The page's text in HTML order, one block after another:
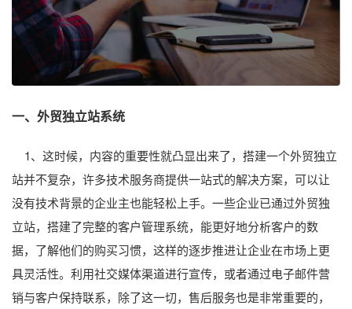
一、外贸独立站系统
1、这时候，内容的重要性就凸显出来了，搭建一个外贸独立
站并不复杂，许多技术服务商提供一站式的解决方案，可以让
没有技术背景的企业主也能轻松上手。一些企业已通过外贸独
立站，搭建了完整的客户管理系统，能更好地分析客户的数
据，了解他们的购买习惯，这样的逐步推进让企业在市场上更
具灵活性。利用社交媒体渠道进行宣传，或者通过电子邮件营
销与客户保持联系，除了这一切，售后服务也是非常重要的，